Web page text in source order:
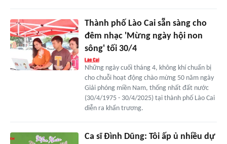
Thành phố Lào Cai sẵn sàng cho
đêm nhạc 'Mừng ngày hội non
sông' tối 30/4
Những ngày cuối tháng 4, không khí chuẩn bị
cho chuỗi hoạt động chào mừng 50 năm ngày
Giải phóng miền Nam, thống nhất đất nước
(30/4/1975 - 30/4/2025) tại thành phố Lào Cai
diễn ra khẩn trương.
Ca sĩ Đình Dũng: Tôi ấp ủ nhiều dự